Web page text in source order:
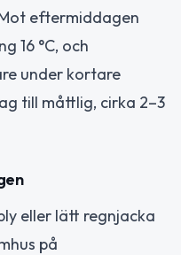
eftermiddagen
16 °C, och
under kortare
till måttlig, cirka 2–3
eller lätt regnjacka
på